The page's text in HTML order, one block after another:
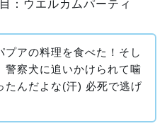
プアの料理を食べた！そし
警察犬に追いかけられて噛
たんだよな(汗) 必死で逃げ